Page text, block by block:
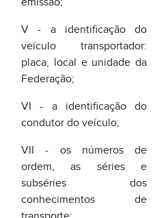
condutor do veículo;
VII - os números de
ordem, as séries e
subséries dos
conhecimentos de
VIII - os números das
IX - o nome do remetente;
X - o nome do
destinatário;